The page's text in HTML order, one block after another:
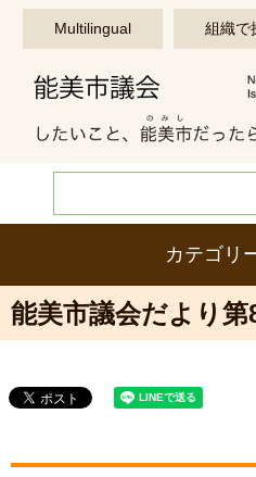
このページの本文へ移動する
Multilingual 組織で
カテゴリ
能美市議会だより第